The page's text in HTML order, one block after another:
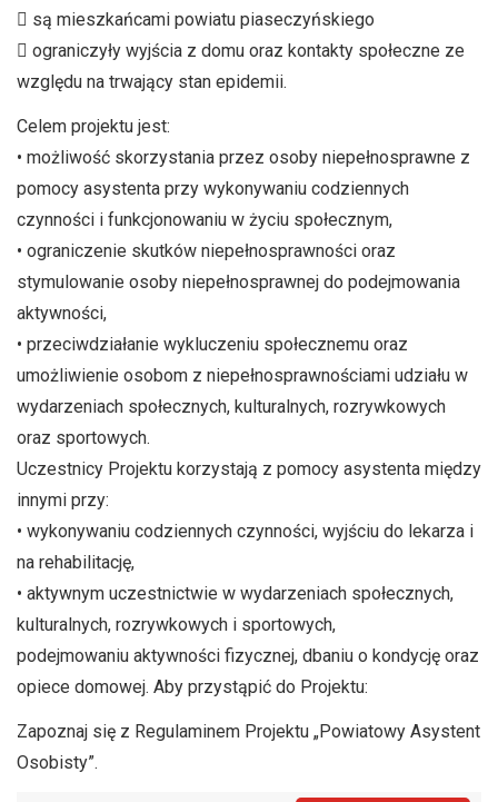
 są mieszkańcami powiatu piaseczyńskiego
 ograniczyły wyjścia z domu oraz kontakty społeczne ze
względu na trwający stan epidemii.
Celem projektu jest:
• możliwość skorzystania przez osoby niepełnosprawne z
pomocy asystenta przy wykonywaniu codziennych
czynności i funkcjonowaniu w życiu społecznym,
• ograniczenie skutków niepełnosprawności oraz
stymulowanie osoby niepełnosprawnej do podejmowania
aktywności,
• przeciwdziałanie wykluczeniu społecznemu oraz
umożliwienie osobom z niepełnosprawnościami udziału w
wydarzeniach społecznych, kulturalnych, rozrywkowych
oraz sportowych.
Uczestnicy Projektu korzystają z pomocy asystenta między
innymi przy:
• wykonywaniu codziennych czynności, wyjściu do lekarza i
na rehabilitację,
• aktywnym uczestnictwie w wydarzeniach społecznych,
kulturalnych, rozrywkowych i sportowych,
podejmowaniu aktywności fizycznej, dbaniu o kondycję oraz
opiece domowej. Aby przystąpić do Projektu:
Zapoznaj się z Regulaminem Projektu „Powiatowy Asystent
Osobisty”.